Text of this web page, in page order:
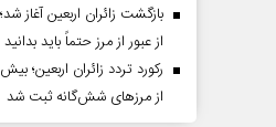
از عبور از مرز حتماً باید بدانید
از مرزهای شش‌گانه ثبت شد